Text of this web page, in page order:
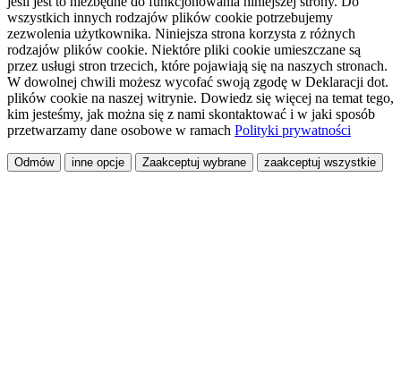
wszystkich innych rodzajów plików cookie potrzebujemy
zezwolenia użytkownika. Niniejsza strona korzysta z różnych
rodzajów plików cookie. Niektóre pliki cookie umieszczane są
przez usługi stron trzecich, które pojawiają się na naszych stronach.
W dowolnej chwili możesz wycofać swoją zgodę w Deklaracji dot.
plików cookie na naszej witrynie. Dowiedz się więcej na temat tego,
kim jesteśmy, jak można się z nami skontaktować i w jaki sposób
przetwarzamy dane osobowe w ramach Polityki prywatności
Odmów inne opcje Zaakceptuj wybrane zaakceptuj wszystkie